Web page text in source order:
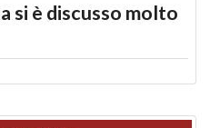
si è discusso molto